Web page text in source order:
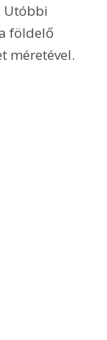
Utóbbi
földelő
méretével.